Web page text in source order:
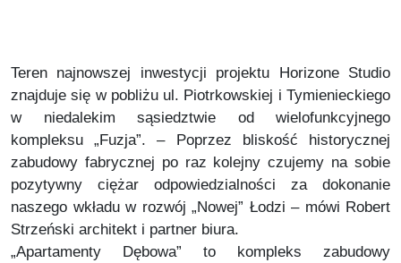
Teren najnowszej inwestycji projektu Horizone Studio
znajduje się w pobliżu ul. Piotrkowskiej i Tymienieckiego
w niedalekim sąsiedztwie od wielofunkcyjnego
kompleksu „Fuzja”. – Poprzez bliskość historycznej
zabudowy fabrycznej po raz kolejny czujemy na sobie
pozytywny ciężar odpowiedzialności za dokonanie
naszego wkładu w rozwój „Nowej” Łodzi – mówi Robert
Strzeński architekt i partner biura.
„Apartamenty Dębowa” to kompleks zabudowy